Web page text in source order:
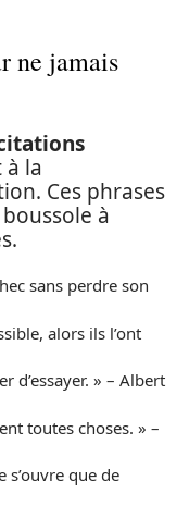
ne jamais
la
Ces phrases
à
sans perdre son
alors ils l’ont
d’essayer. » – Albert
toutes choses. » –
que de